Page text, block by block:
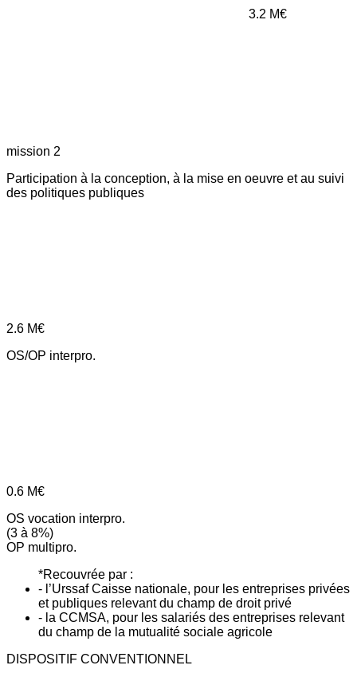
3.2 M€
mission 2
Participation à la conception, à la mise en oeuvre et au suivi
des politiques publiques
2.6 M€
OS/OP interpro.
0.6 M€
OS vocation interpro.
(3 à 8%)
OP multipro.
*Recouvrée par :
- l’Urssaf Caisse nationale, pour les entreprises privées
et publiques relevant du champ de droit privé
- la CCMSA, pour les salariés des entreprises relevant
du champ de la mutualité sociale agricole
DISPOSITIF CONVENTIONNEL